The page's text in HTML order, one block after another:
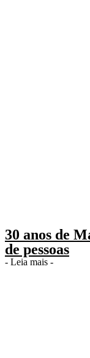
30 anos de
de pessoas
- Leia mais -